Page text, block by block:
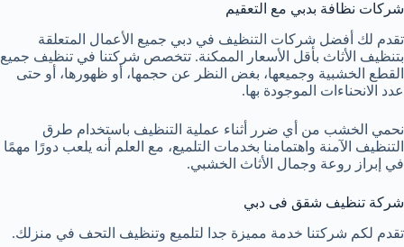
شركات نظافة بدبي مع التعقيم
تقدم لك أفضل شركات التنظيف في دبي جميع الأعمال المتعلقة
بتنظيف الأثاث بأقل الأسعار الممكنة. تتخصص شركتنا في تنظيف جميع
القطع الخشبية وجميعها، بغض النظر عن حجمها، أو ظهورها، أو حتى
عدد الانحناءات الموجودة بها.
نحمي الخشب من أي ضرر أثناء عملية التنظيف باستخدام طرق
التنظيف الآمنة واهتمامنا بخدمات التلميع، مع العلم أنه يلعب دورًا مهمًا
في إبراز روعة وجمال الأثاث الخشبي.
شركة تنظيف شقق فى دبي
تقدم لكم شركتنا خدمة مميزة جدا لتلميع وتنظيف التحف في منزلك.